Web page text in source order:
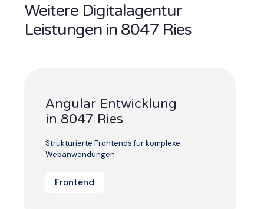
Weitere Digitalagentur
Leistungen in 8047 Ries
Angular Entwicklung
in 8047 Ries
Strukturierte Frontends für komplexe
Webanwendungen
Frontend